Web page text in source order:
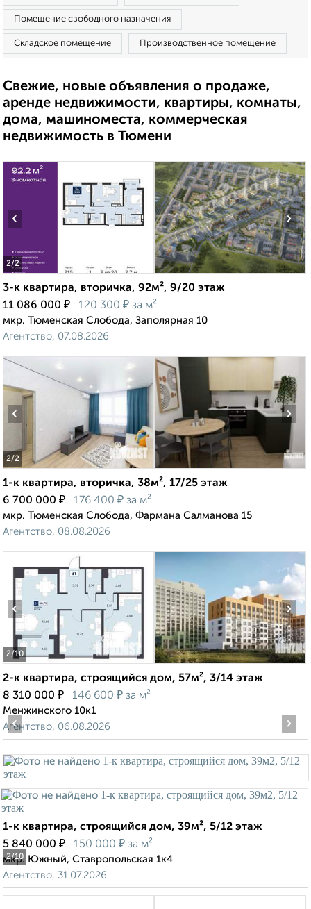
Помещение свободного назначения
Складское помещение Производственное помещение
Свежие, новые объявления о продаже,
аренде недвижимости, квартиры, комнаты,
дома, машиноместа, коммерческая
недвижимость в Тюмени
2/2
‹ ›
3-к квартира, вторичка, 92м², 9/20 этаж
11 086 000 ₽ 120 300 ₽ за м²
мкр. Тюменская Слобода, Заполярная 10
Агентство, 07.08.2026
2/2
‹ ›
1-к квартира, вторичка, 38м², 17/25 этаж
6 700 000 ₽ 176 400 ₽ за м²
мкр. Тюменская Слобода, Фармана Салманова 15
Агентство, 08.08.2026
2/10
‹ ›
2-к квартира, строящийся дом, 57м², 3/14 этаж
8 310 000 ₽ 146 600 ₽ за м²
Менжинского 10к1
Агентство, 06.08.2026
2/10
‹ ›
1-к квартира, строящийся дом, 39м², 5/12 этаж
5 840 000 ₽ 150 000 ₽ за м²
мкр. Южный, Ставропольская 1к4
Агентство, 31.07.2026